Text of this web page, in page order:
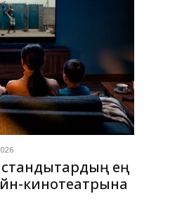
ең
кинотеатрына